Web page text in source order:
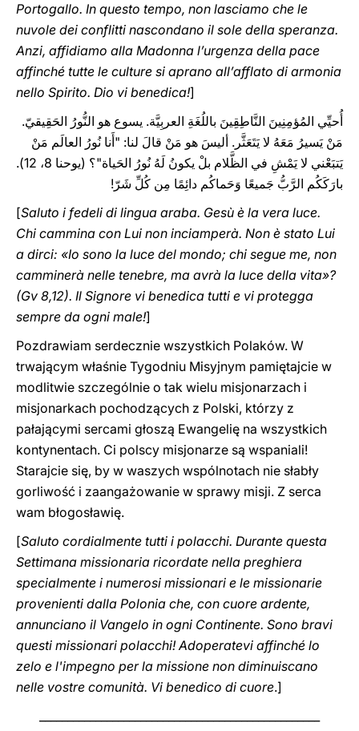
Portogallo. In questo tempo, non lasciamo che le
nuvole dei conflitti nascondano il sole della speranza.
Anzi, affidiamo alla Madonna l’urgenza della pace
affinché tutte le culture si aprano all’afflato di armonia
nello Spirito. Dio vi benedica!]
أُحيِّي المُؤمِنِينَ النَّاطِقِينَ باللُغَةِ العربِيَّة. يسوع هو النُّورُ الحَقِيقيّ.
مَنْ يَسيرُ مَعَهُ لا يَتَعَثَّر. أليسَ هو مَنْ قالَ لنا: "أَنا نُورُ العالَم مَنْ
يَتبَعْني لا يَمْشِ في الظَّلام بلْ يكونُ لَهُ نُورُ الحَياة"؟ (يوحنا 8، 12).
بارَكَكُم الرَّبُّ جَميعًا وَحَماكُم دائِمًا مِن كُلِّ شَرّ!
[Saluto i fedeli di lingua araba. Gesù è la vera luce.
Chi cammina con Lui non inciamperà. Non è stato Lui
a dirci: «Io sono la luce del mondo; chi segue me, non
camminerà nelle tenebre, ma avrà la luce della vita»?
(Gv 8,12). Il Signore vi benedica tutti e vi protegga
‎sempre da ogni male‎‎‎‏!]
Pozdrawiam serdecznie wszystkich Polaków. W
trwającym właśnie Tygodniu Misyjnym pamiętajcie w
modlitwie szczególnie o tak wielu misjonarzach i
misjonarkach pochodzących z Polski, którzy z
pałającymi sercami głoszą Ewangelię na wszystkich
kontynentach. Ci polscy misjonarze są wspaniali!
Starajcie się, by w waszych wspólnotach nie słabły
gorliwość i zaangażowanie w sprawy misji. Z serca
wam błogosławię.
[Saluto cordialmente tutti i polacchi. Durante questa
Settimana missionaria ricordate nella preghiera
specialmente i numerosi missionari e le missionarie
provenienti dalla Polonia che, con cuore ardente,
annunciano il Vangelo in ogni Continente. Sono bravi
questi missionari polacchi! Adoperatevi affinché lo
zelo e l'impegno per la missione non diminuiscano
nelle vostre comunità. Vi benedico di cuore.]